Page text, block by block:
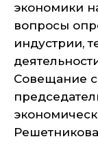
экономики
вопросы
индустрии,
Совещание